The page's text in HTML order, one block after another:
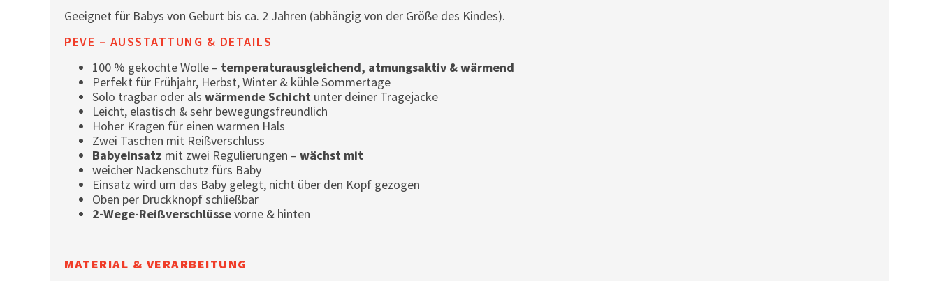
Geeignet für Babys von Geburt bis ca. 2 Jahren (abhängig von der Größe des Kindes).
PEVE – AUSSTATTUNG & DETAILS
100 % gekochte Wolle – temperaturausgleichend, atmungsaktiv & wärmend
Perfekt für Frühjahr, Herbst, Winter & kühle Sommertage
Solo tragbar oder als wärmende Schicht unter deiner Tragejacke
Leicht, elastisch & sehr bewegungsfreundlich
Hoher Kragen für einen warmen Hals
Zwei Taschen mit Reißverschluss
Babyeinsatz mit zwei Regulierungen – wächst mit
weicher Nackenschutz fürs Baby
Einsatz wird um das Baby gelegt, nicht über den Kopf gezogen
Oben per Druckknopf schließbar
2-Wege-Reißverschlüssevorne & hinten
MATERIAL & VERARBEITUNG